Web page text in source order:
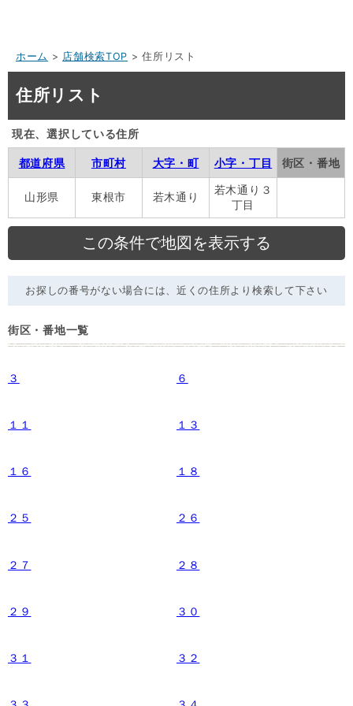
ホーム > 店舗検索TOP > 住所リスト
住所リスト
現在、選択している住所
都道府県 市町村 大字・町 小字・丁目 街区・番地
山形県 東根市 若木通り
若木通り３
丁目
お探しの番号がない場合には、近くの住所より検索して下さい
街区・番地一覧
３ ６
１１ １３
１６ １８
２５ ２６
２７ ２８
２９ ３０
３１ ３２